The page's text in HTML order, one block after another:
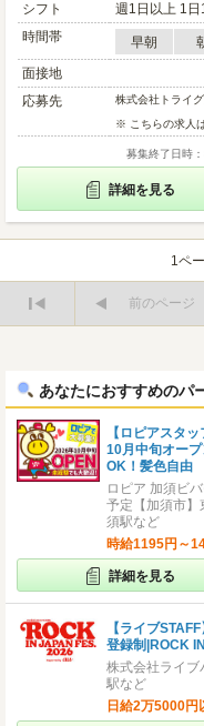
シフト
週1日以上 1
時間帯
早朝
面接地
応募先
株式会社トライ
※ こちらの求人
募集終了日時
詳細を見る
1ペ
前のページ
あなたにおすすめのパ
【ロピアスタッ
10月中旬オー
OK！髪色自由
ロピア 加須ビ
予定【加須市】
須駅など
時給1195円～
詳細を見る
【ライブSTAFF
登録制|ROCK
株式会社ライブ
駅など
日給2万5000円